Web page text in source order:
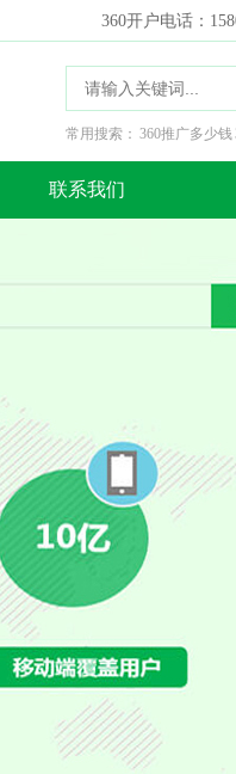
360开户电话：
常用搜索： 360推广多少钱
联系我们